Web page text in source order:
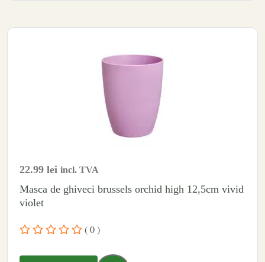
22.99 lei incl. TVA
Masca de ghiveci brussels orchid high 12,5cm vivid
violet
( 0 )